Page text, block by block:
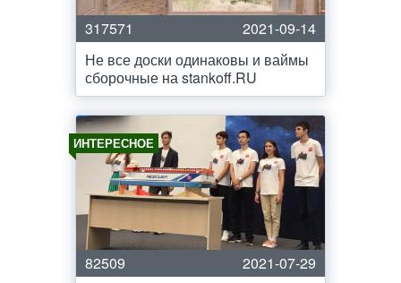
317571
2021-09-14
Не все доски одинаковы и ваймы
сборочные на stankoff.RU
ИНТЕРЕСНОЕ
82509
2021-07-29